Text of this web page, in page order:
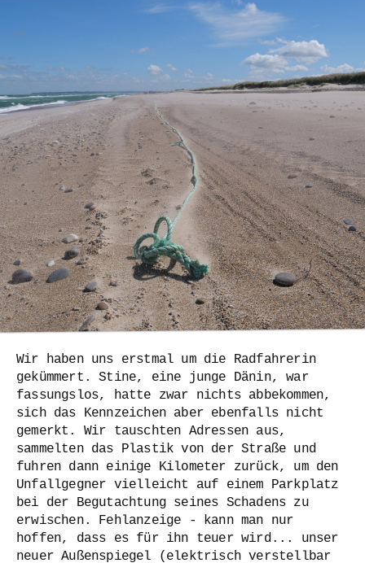
Wir haben uns erstmal um die Radfahrerin
gekümmert. Stine, eine junge Dänin, war
fassungslos, hatte zwar nichts abbekommen,
sich das Kennzeichen aber ebenfalls nicht
gemerkt. Wir tauschten Adressen aus,
sammelten das Plastik von der Straße und
fuhren dann einige Kilometer zurück, um den
Unfallgegner vielleicht auf einem Parkplatz
bei der Begutachtung seines Schadens zu
erwischen. Fehlanzeige - kann man nur
hoffen, dass es für ihn teuer wird... unser
neuer Außenspiegel (elektrisch verstellbar